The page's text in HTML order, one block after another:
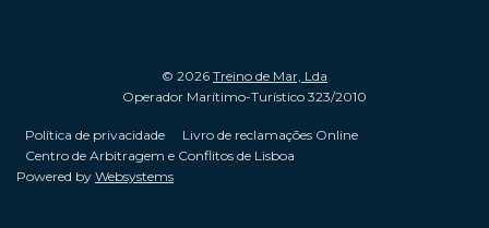
© 2026 Treino de Mar, Lda
Operador Marítimo-Turístico 323/2010
Política de privacidade
Livro de reclamações Online
Centro de Arbitragem e Conflitos de Lisboa
Powered by Websystems